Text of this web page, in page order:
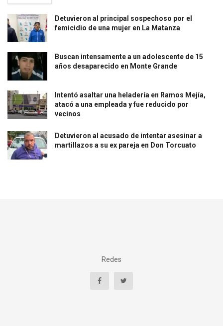
Detuvieron al principal sospechoso por el
femicidio de una mujer en La Matanza
Buscan intensamente a un adolescente de 15
años desaparecido en Monte Grande
Intentó asaltar una heladería en Ramos Mejía,
atacó a una empleada y fue reducido por
vecinos
Detuvieron al acusado de intentar asesinar a
martillazos a su ex pareja en Don Torcuato
Redes